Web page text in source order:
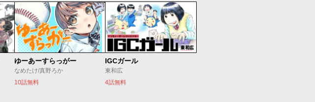
ゆーあーすらっがー
なめたけ/真野ろか
10話無料
IGCガール
東和広
4話無料